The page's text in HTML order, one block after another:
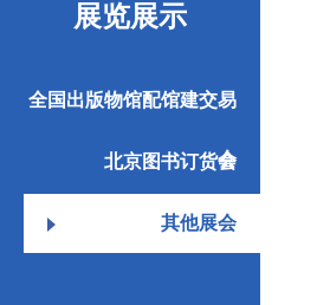
展览展示
全国出版物馆配馆建交易
会
北京图书订货会
其他展会